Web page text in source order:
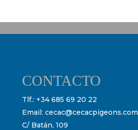
CONTACTO
Tlf.: +34 685 69 20 22
Email: cecac@cecacpigeons.com
C/ Batán, 109